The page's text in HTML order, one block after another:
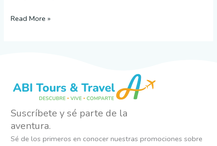
Read More »
Suscríbete y sé parte de la
aventura.
Sé de los primeros en conocer nuestras promociones sobre